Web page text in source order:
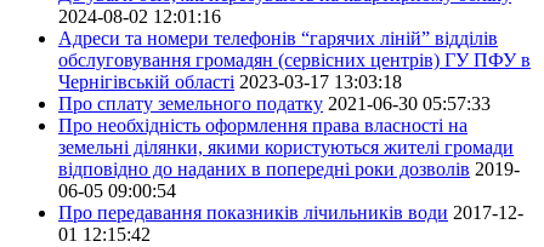
2024-08-02 12:01:16
Адреси та номери телефонів “гарячих ліній” відділів
обслуговування громадян (сервісних центрів) ГУ ПФУ в
Чернігівській області 2023-03-17 13:03:18
Про сплату земельного податку 2021-06-30 05:57:33
Про необхідність оформлення права власності на
земельні ділянки, якими користуються жителі громади
відповідно до наданих в попередні роки дозволів 2019-
06-05 09:00:54
Про передавання показників лічильників води 2017-12-
01 12:15:42